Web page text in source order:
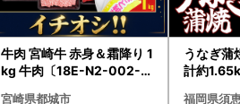
牛肉 宮崎牛 赤身＆霜降り 1
kg 牛肉〔18E-N2-002-1
宮崎県都城市
うなぎ蒲
計約
福岡県須